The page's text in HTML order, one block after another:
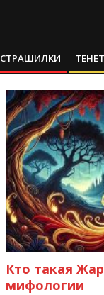
СТРАШИЛКИ
Кто такая
мифологии